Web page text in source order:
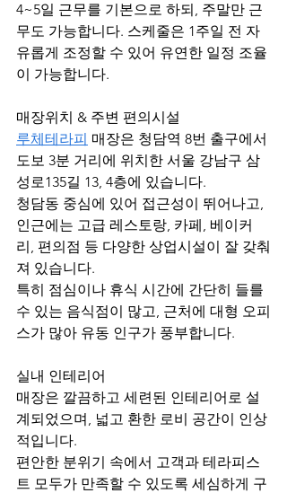
4~5일 근무를 기본으로 하되, 주말만 근
무도 가능합니다. 스케줄은 1주일 전 자
유롭게 조정할 수 있어 유연한 일정 조율
이 가능합니다.
매장위치 & 주변 편의시설
루체테라피 매장은 청담역 8번 출구에서
도보 3분 거리에 위치한 서울 강남구 삼
성로135길 13, 4층에 있습니다.
청담동 중심에 있어 접근성이 뛰어나고,
인근에는 고급 레스토랑, 카페, 베이커
리, 편의점 등 다양한 상업시설이 잘 갖춰
져 있습니다.
특히 점심이나 휴식 시간에 간단히 들를
수 있는 음식점이 많고, 근처에 대형 오피
스가 많아 유동 인구가 풍부합니다.
실내 인테리어
매장은 깔끔하고 세련된 인테리어로 설
계되었으며, 넓고 환한 로비 공간이 인상
적입니다.
편안한 분위기 속에서 고객과 테라피스
트 모두가 만족할 수 있도록 세심하게 구